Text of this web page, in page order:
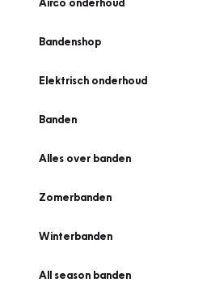
Bandenshop
Elektrisch onderhoud
Banden
Alles over banden
Zomerbanden
Winterbanden
All season banden